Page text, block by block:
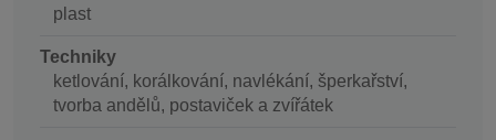
plast
Techniky
ketlování, korálkování, navlékání, šperkařství,
tvorba andělů, postaviček a zvířátek